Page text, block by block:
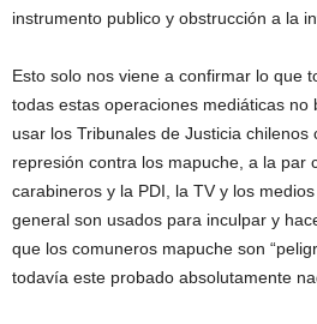
instrumento publico y obstrucción a la
Esto solo nos viene a confirmar lo que
todas estas operaciones mediáticas no
usar los Tribunales de Justicia
represión contra los mapuche, a la par
carabineros y la PDI, la TV y los
general son usados para inculpar y
que los comuneros mapuche son
todavía este probado absolutamente